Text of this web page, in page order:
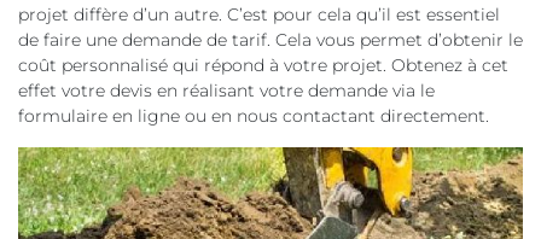
projet diffère d’un autre. C’est pour cela qu’il est essentiel
de faire une demande de tarif. Cela vous permet d’obtenir le
coût personnalisé qui répond à votre projet. Obtenez à cet
effet votre devis en réalisant votre demande via le
formulaire en ligne ou en nous contactant directement.